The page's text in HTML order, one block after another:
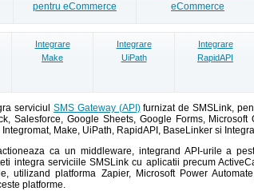
pentru eCommerce
eCommerce
Integrare
Make
Integrare
UiPath
Integrare
RapidAPI
serviciul SMS Gateway (API)furnizat de SMSLink,
Salesforce, Google Sheets, Google Forms,
Make, UiPath, RapidAPI, BaseLinker si
ca un middleware, integrand API-urile a
integra serviciile SMSLink cu aplicatii precum
utilizand platforma Zapier, Microsoft Power
platforme.